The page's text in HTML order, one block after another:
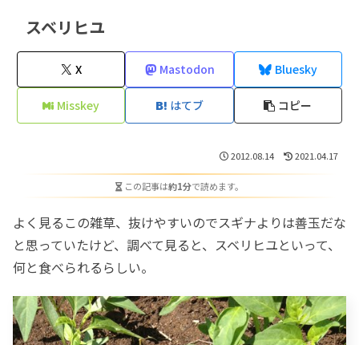
スベリヒユ
X Mastodon Bluesky
Misskey はてブ コピー
2012.08.14 2021.04.17
この記事は約1分で読めます。
よく見るこの雑草、抜けやすいのでスギナよりは善玉だな
と思っていたけど、調べて見ると、スベリヒユといって、
何と食べられるらしい。